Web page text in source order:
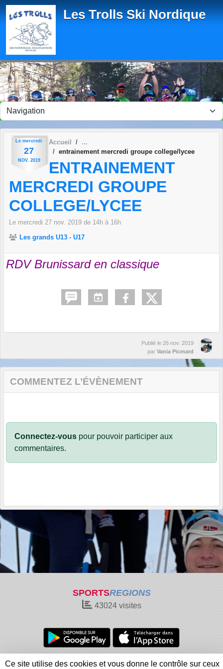
Les Trolls Ski Nordique
Le mercredi
27
NOV. 2019
Accueil
entrainement mercredi groupe college/lycee
ENTRAINEMENT
MERCREDI GROUPE
COLLEGE/LYCEE
Le mercredi 27 nov. 2019 de 14h à 16h
Les grands U13 - U17
RDV Brunissard en classique
Publié le 26 nov. 2019
par Vania Picmard
COMMENTEZ L’ÉVÈNEMENT
Connectez-vous pour pouvoir participer aux
commentaires.
SPORTSREGIONS
43024visites
Charte cookies
Gestion des cookies
Panneau de gestion des cookies
Ce site utilise des cookies et vous donne le contrôle sur ceux